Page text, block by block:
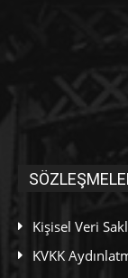
Kişisel Veri
KVKK